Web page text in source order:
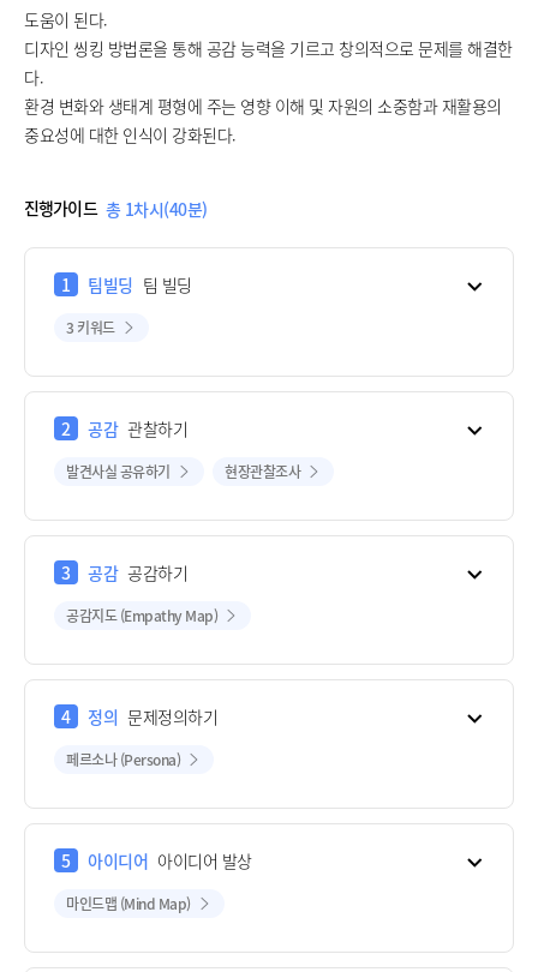
도움이 된다.
디자인 씽킹 방법론을 통해 공감 능력을 기르고 창의적으로 문제를 해결한
다.
환경 변화와 생태계 평형에 주는 영향 이해 및 자원의 소중함과 재활용의
중요성에 대한 인식이 강화된다.
진행가이드 총 1차시(40분)
1 팀빌딩 팀 빌딩
3 키워드
2 공감 관찰하기
발견사실 공유하기 현장관찰조사
3 공감 공감하기
공감지도 (Empathy Map)
4 정의 문제정의하기
페르소나 (Persona)
5 아이디어 아이디어 발상
마인드맵 (Mind Map)